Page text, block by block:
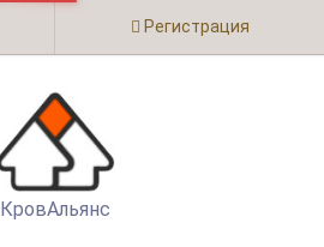
Регистрация
КровАльянс